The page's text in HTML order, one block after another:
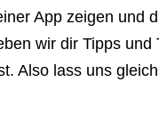
App zeigen und
wir dir Tipps
Also lass uns